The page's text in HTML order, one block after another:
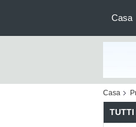
Casa
Casa
TUTTI